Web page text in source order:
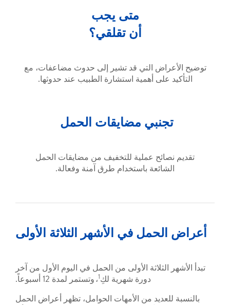
متى يجب
أن تقلقي؟
توضيح الأعراض التي قد تشير إلى حدوث مضاعفات، مع
التأكيد على أهمية استشارة الطبيب عند حدوثها.
تجنبي مضايقات الحمل
تقديم نصائح عملية للتخفيف من مضايقات الحمل
الشائعة باستخدام طرق آمنة وفعالة.
أعراض الحمل في الأشهر الثلاثة الأولى
تبدأ الأشهر الثلاثة الأولى من الحمل في اليوم الأول من آخر
دورة شهرية لكِ1، وتستمر لمدة 12 أسبوعاً.
بالنسبة للعديد من الأمهات الحوامل، تظهر أعراض الحمل